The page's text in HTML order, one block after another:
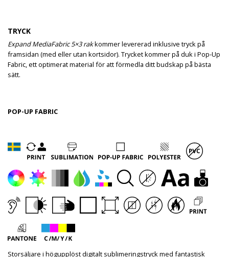
TRYCK
Expand MediaFabric 5×3 rakkommer levererad inklusive tryck på
framsidan (med eller utan kortsidor). Trycket kommer på duk i Pop-Up
Fabric, ett optimerat material för att förmedla ditt budskap på bästa
sätt.
POP-UP FABRIC
Storsäljare i högupplöst digitalt sublimeringstryck med fantastisk